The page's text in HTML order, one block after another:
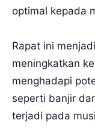
optimal kepada
Rapat ini
meningkatkan
menghadapi
seperti banjir
terjadi pada